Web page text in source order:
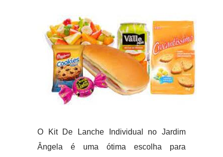
O Kit De Lanche Individual no Jardim
Ângela é uma ótima escolha para